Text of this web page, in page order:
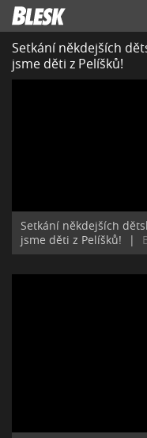
Setkání někdejších
jsme děti z Pelíšků!
Setkání někdejších
jsme děti z Pelíšků!
|